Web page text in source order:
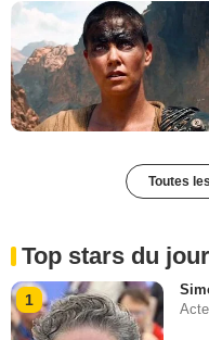
Toutes
Top stars du jour
1